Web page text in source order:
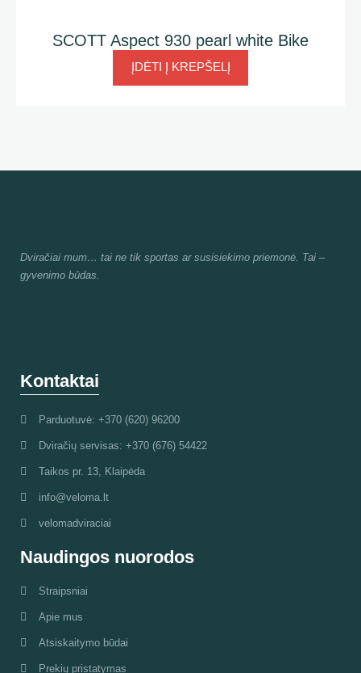
SCOTT Aspect 930 pearl white Bike
ĮDĖTI Į KREPŠELĮ
Dviračiai mum… tai ne tik sportas ar susisiekimo priemonė. Tai –
gyvenimo būdas.
Kontaktai
Parduotuvė: +370 (620) 96200
Dviračių servisas: +370 (676) 54422
Taikos pr. 13, Klaipėda
info@veloma.lt
velomadviraciai
Naudingos nuorodos
Straipsniai
Apie mus
Atsiskaitymo būdai
Prekių pristatymas